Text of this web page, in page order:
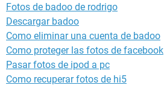
Fotos de badoo de rodrigo
Descargar badoo
Como eliminar una cuenta de badoo
Como proteger las fotos de facebook
Pasar fotos de ipod a pc
Como recuperar fotos de hi5